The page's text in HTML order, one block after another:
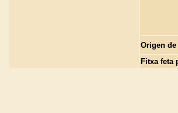
Origen
Fitxa feta